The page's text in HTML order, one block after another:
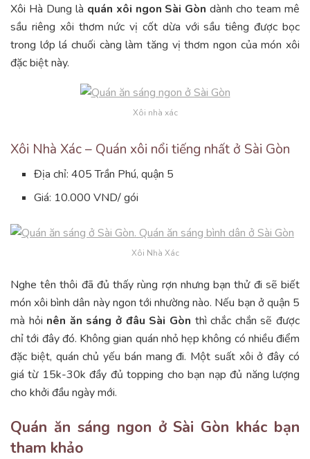
Xôi Hà Dung là quán xôi ngon Sài Gòn dành cho team mê
sầu riêng xôi thơm nức vị cốt dừa với sầu tiêng được bọc
trong lớp lá chuối càng làm tăng vị thơm ngon của món xôi
đặc biệt này.
Xôi nhà xác
Xôi Nhà Xác – Quán xôi nổi tiếng nhất ở Sài Gòn
Địa chỉ: 405 Trần Phú, quận 5
Giá: 10.000 VND/ gói
Xôi Nhà Xác
Nghe tên thôi đã đủ thấy rùng rợn nhưng bạn thử đi sẽ biết
món xôi bình dân này ngon tới nhường nào. Nếu bạn ở quận 5
mà hỏi nên ăn sáng ở đâu Sài Gòn thì chắc chắn sẽ được
chỉ tới đây đó. Không gian quán nhỏ hẹp không có nhiều điểm
đặc biệt, quán chủ yếu bán mang đi. Một suất xôi ở đây có
giá từ 15k-30k đầy đủ topping cho bạn nạp đủ năng lượng
cho khởi đầu ngày mới.
Quán ăn sáng ngon ở Sài Gòn khác bạn
tham khảo